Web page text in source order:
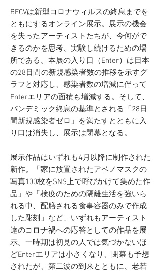
BECVは新型コロナウィルスの終息までを
ともにするオンライン展示。展示の機会
を失ったアーティストたちが、今何がで
きるのかを思考、実験し続けるための場
所である。本展の入り口（Enter）は日本
の28日間の新規感染者数の推移を示すグ
ラフと対応し、感染者数の増減に伴って
Enterエリアの面積も増減する。そして、
パンデミック終息の基準とされる「28日
間新規感染者ゼロ」を満たすとともに入
り口は消失し、展示は閉幕となる。
展示作品はいずれも4月以降に制作された
新作。「家に放置されたアベノマスクの
写真100枚をSNS上で呼びかけて集めた作
品」や「検疫のための隔離生活を強いら
れる中、配膳される食事容器のみで作成
した彫刻」など、いずれもアーティスト
達のコロナ禍への応答としての作品を展
示。一時期は初見の人では気づかないほ
どEnterエリアは小さくなり、閉幕も予想
されたが、第二波の到来とともに、老若